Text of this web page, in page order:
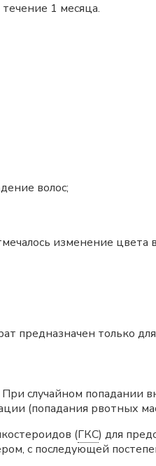
1 месяца.
волос;
изменение цвета
предназначен только
случайном попадании
(попадания рвотных
(ГКС) для
с последующей